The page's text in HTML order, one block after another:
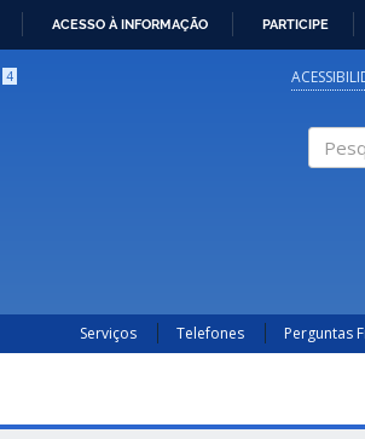
ACESSO À INFORMAÇÃO PARTICIPE
4
Serviços Telefones Perguntas